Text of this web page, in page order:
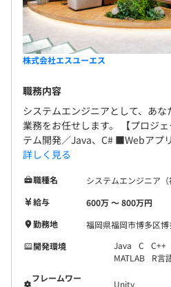
株式会社エスユーエス
職務内容
システムエンジニアとして、あ
業務をお任せします。 【プロジ
テム開発／Java、C# ■Webアプ
詳しく見る
職種名
システムエンジニア（
給与
600万 〜 800万円
勤務地
福岡県福岡市博多区
開発環境
Java C C++
MATLAB
R言
フレームワー
Unity